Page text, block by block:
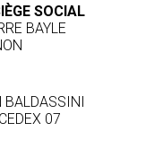
SOCIAL
BAYLE
07